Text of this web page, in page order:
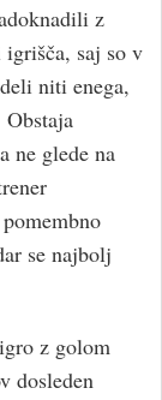
z
saj so v
niti enega,
ne glede na
se najbolj
z golom
dosleden